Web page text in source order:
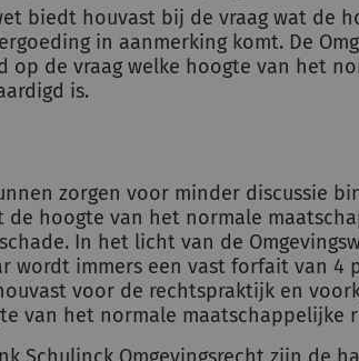
biedt houvast bij de vraag wat de
in aanmerking komt. De
op de vraag welke hoogte van het
is.
zorgen voor minder discussie
de hoogte van het normale
In het licht van de
wordt immers een vast forfait van 4
voor de rechtspraktijk en
van het normale maatschappelijke